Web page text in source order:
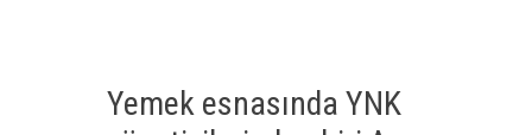
Yemek esnasında YNK